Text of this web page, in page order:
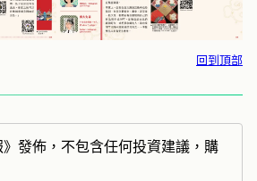
回到頂部
》發佈，不包含任何投資建議，購